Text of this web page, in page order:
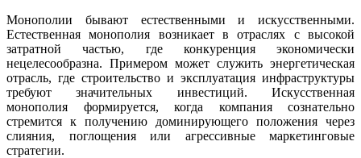
Монополии бывают естественными и искусственными.
Естественная монополия возникает в отраслях с высокой
затратной частью, где конкуренция экономически
нецелесообразна. Примером может служить энергетическая
отрасль, где строительство и эксплуатация инфраструктуры
требуют значительных инвестиций. Искусственная
монополия формируется, когда компания сознательно
стремится к получению доминирующего положения через
слияния, поглощения или агрессивные маркетинговые
стратегии.